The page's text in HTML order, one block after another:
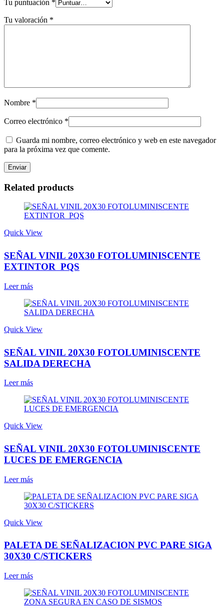
Tu puntuación *
Tu valoración *
Nombre *
Correo electrónico *
Guarda mi nombre, correo electrónico y web en este navegador
para la próxima vez que comente.
Related products
Quick View
SEÑAL VINIL 20X30 FOTOLUMINISCENTE
EXTINTOR PQS
Leer más
Quick View
SEÑAL VINIL 20X30 FOTOLUMINISCENTE
SALIDA DERECHA
Leer más
Quick View
SEÑAL VINIL 20X30 FOTOLUMINISCENTE
LUCES DE EMERGENCIA
Leer más
Quick View
PALETA DE SEÑALIZACION PVC PARE SIGA
30X30 C/STICKERS
Leer más